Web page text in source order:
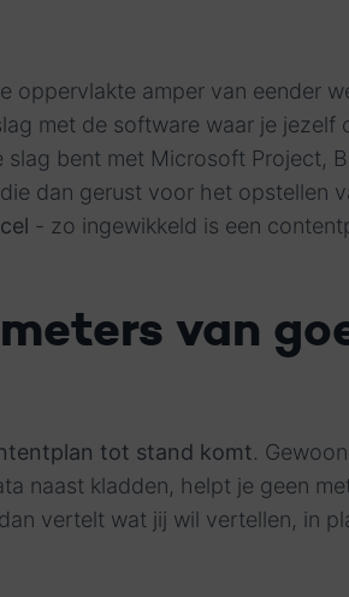
oppervlakte amper van eender
met de software waar je jezelf
bent met Microsoft Project,
dan gerust voor het opstellen
- zo ingewikkeld is een
van
tot stand komt.
naast kladden, helpt je geen
vertelt wat jij wil vertellen, in